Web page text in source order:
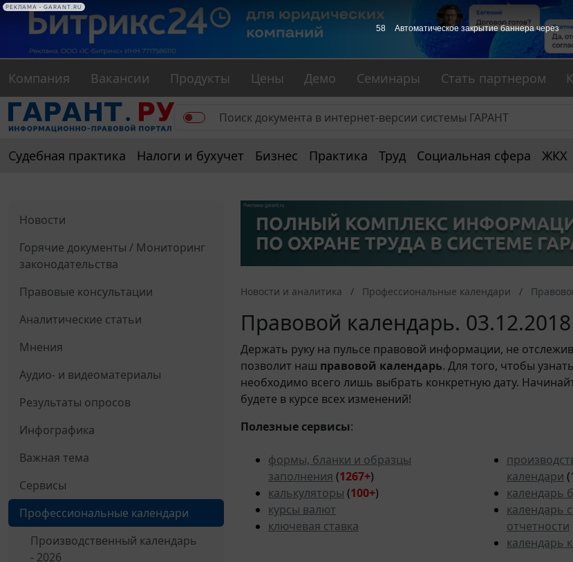
Компания Вакансии Продукты Цены Демо Семинары Стать партнером
Судебная практика Налоги и бухучет Бизнес Практика Труд Социальная сфера ЖКХ
Новости
Горячие документы / Мониторинг
законодательства
Правовые консультации
Аналитические статьи
Мнения
Аудио- и видеоматериалы
Результаты опросов
Инфографика
Важная тема
Сервисы
Профессиональные календари
Производственный календарь
- 2026
Новости и аналитика Профессиональные календари
Правовой календарь. 03.12.2018
Держать руку на пульсе правовой информации, не
позволит наш правовой календарь. Для того, чтобы
необходимо всего лишь выбрать конкретную дату.
будете в курсе всех изменений!
Полезные сервисы:
формы, бланки и образцы
заполнения (1267+)
калькуляторы (100+)
курсы валют
ключевая ставка
календари
календарь
календарь
отчетности
календарь
57 Автоматическое закрытие баннера через
РЕКЛАМА • GARANT.RU